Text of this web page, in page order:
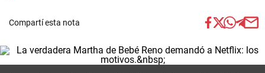
Compartí esta nota